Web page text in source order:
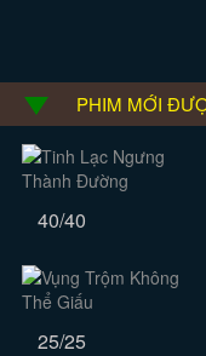
PHIM MỚI
40/40
25/25